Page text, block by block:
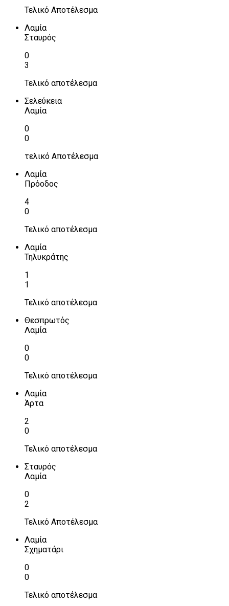
Τελικό Αποτέλεσμα
Λαμία
Σταυρός
0
3
Τελικό αποτέλεσμα
Σελεύκεια
Λαμία
0
0
τελικό Αποτέλεσμα
Λαμία
Πρόοδος
4
0
Τελικό αποτέλεσμα
Λαμία
Τηλυκράτης
1
1
Τελικό αποτέλεσμα
Θεσπρωτός
Λαμία
0
0
Τελικό αποτέλεσμα
Λαμία
Άρτα
2
0
Τελικό αποτέλεσμα
Σταυρός
Λαμία
0
2
Τελικό Αποτέλεσμα
Λαμία
Σχηματάρι
0
0
Τελικό αποτέλεσμα